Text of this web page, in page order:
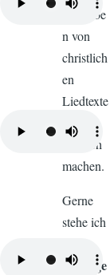
Schreibe
n von
christlich
en
Liedtexte
deutlich
machen.
Gerne
stehe ich
Anfrage